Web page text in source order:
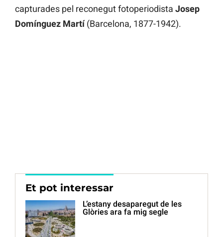
capturades pel reconegut fotoperiodista Josep
Domínguez Martí(Barcelona, 1877-1942).
Et pot interessar
L’estany desaparegut de les
Glòries ara fa mig segle